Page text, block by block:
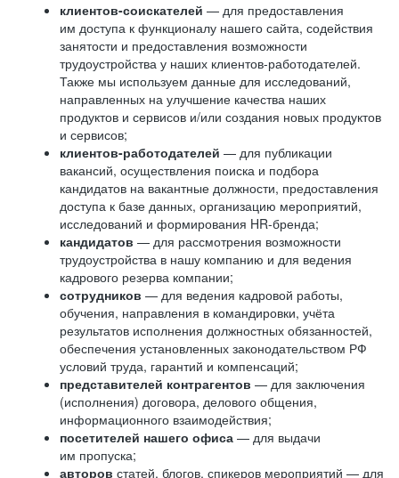
клиентов-соискателей — для предоставления
им доступа к функционалу нашего сайта, содействия
занятости и предоставления возможности
трудоустройства у наших клиентов-работодателей.
Также мы используем данные для исследований,
направленных на улучшение качества наших
продуктов и сервисов и/или создания новых продуктов
и сервисов;
клиентов-работодателей — для публикации
вакансий, осуществления поиска и подбора
кандидатов на вакантные должности, предоставления
доступа к базе данных, организацию мероприятий,
исследований и формирования HR-бренда;
кандидатов — для рассмотрения возможности
трудоустройства в нашу компанию и для ведения
кадрового резерва компании;
сотрудников — для ведения кадровой работы,
обучения, направления в командировки, учёта
результатов исполнения должностных обязанностей,
обеспечения установленных законодательством РФ
условий труда, гарантий и компенсаций;
представителей контрагентов — для заключения
(исполнения) договора, делового общения,
информационного взаимодействия;
посетителей нашего офиса — для выдачи
им пропуска;
авторов статей, блогов, спикеров мероприятий — для